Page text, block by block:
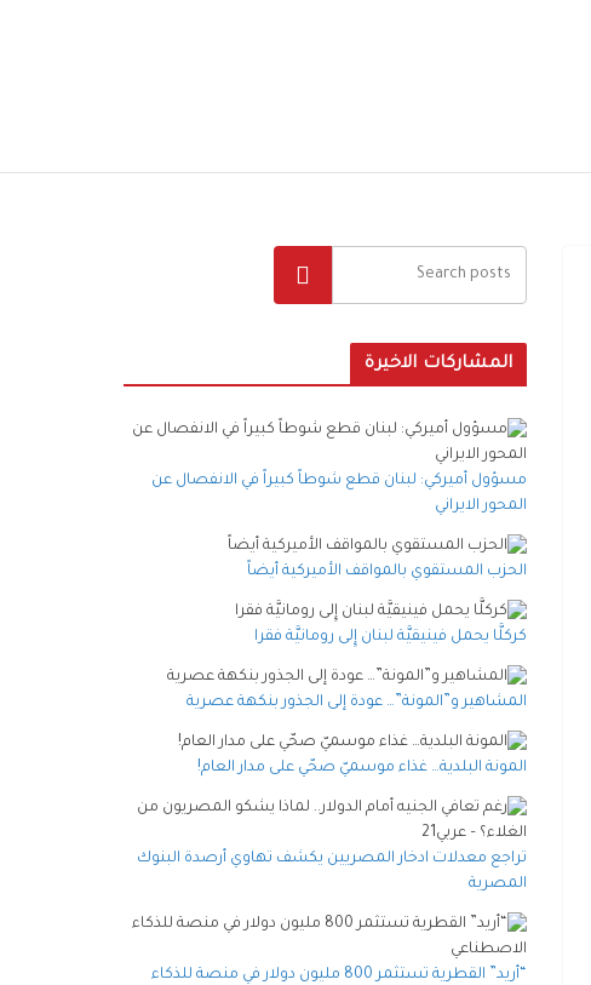
المشاركات الاخيرة
مسؤول أميركي: لبنان قطع شوطاً كبيراً في الانفصال عن
المحور الايراني
الحزب المستقوي بالمواقف الأميركية أيضاً
كركلَّا يحمل فينيقيَّة لبنان إِلى رومانيَّة فقرا
المشاهير و”المونة”… عودة إلى الجذور بنكهة عصرية
المونة البلدية… غذاء موسميّ صحّي على مدار العام!
تراجع معدلات ادخار المصريين يكشف تهاوي أرصدة البنوك
المصرية
“أريد” القطرية تستثمر 800 مليون دولار في منصة للذكاء